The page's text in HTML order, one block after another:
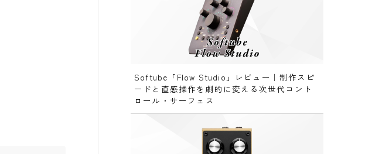
Softube「Flow Studio」レビュー｜制作スピ
ードと直感操作を劇的に変える次世代コント
ロール・サーフェス